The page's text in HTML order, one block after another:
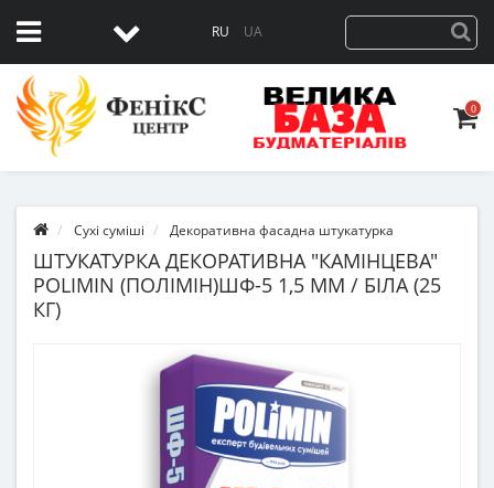
RU UA
0
Сухі суміші Декоративна фасадна штукатурка
ШТУКАТУРКА ДЕКОРАТИВНА "КАМІНЦЕВА"
POLIMIN (ПОЛІМІН)ШФ-5 1,5 ММ / БІЛА (25
КГ)